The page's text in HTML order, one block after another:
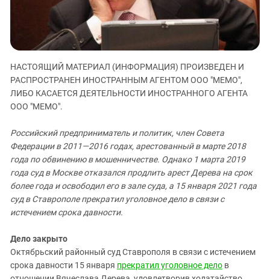
ЗАСТАВЛЯЕТ
КАВКАЗ ЗА ПАЛЕСТИНУ
ПРЕСЛЕДОВАНИЕ АКТИВИСТОВ
МОБИЛИЗАЦИЯ И ПРОТЕСТЫ
Ингушетия
Кабардино-Балкария
Калмыкия
Карачаево-Черкесия
Краснодарский край
Российская Федерация
Ростовская область
Северная Осетия - Алания
СКФО
Ставропольский край
Южная Осетия
Южный Кавказ
НАСТОЯЩИЙ МАТЕРИАЛ (ИНФОРМАЦИЯ) ПРОИЗВЕДЕН И
РАСПРОСТРАНЕН ИНОСТРАННЫМ АГЕНТОМ ООО "МЕМО",
ЛИБО КАСАЕТСЯ ДЕЯТЕЛЬНОСТИ ИНОСТРАННОГО АГЕНТА
ООО "МЕМО".
Российский предприниматель и политик, член Совета
Федерации в 2011—2016 годах, арестованный в марте 2018
года по обвинению в мошенничестве. Однако 1 марта 2019
года суд в Москвеотказался продлить арест Дерева на срок
более года и освободил его в зале суда, а 15 января 2021 года
суд в Ставрополе прекратил уголовное дело в связи с
истечением срока давности.
Дело закрыто
Октябрьский районный суд Ставрополя в связи с истечением
срока давности 15 января прекратил уголовное дело в